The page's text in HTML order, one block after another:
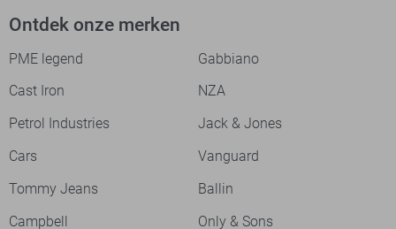
Ontdek onze merken
PME legend
Gabbiano
Cast Iron
NZA
Petrol Industries
Jack & Jones
Cars
Vanguard
Tommy Jeans
Ballin
Campbell
Only & Sons